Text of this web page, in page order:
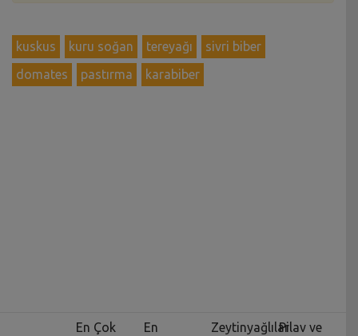
kuskus kuru soğan tereyağı
sivri biber
domates
pastırma karabiber
En Çok
En
ZeytinyağlılarPilav ve